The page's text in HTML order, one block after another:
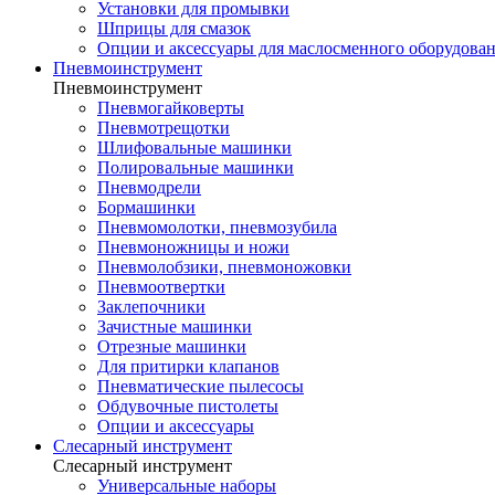
Установки для промывки
Шприцы для смазок
Опции и аксессуары для маслосменного
Пневмоинструмент
Пневмоинструмент
Пневмогайковерты
Пневмотрещотки
Шлифовальные машинки
Полировальные машинки
Пневмодрели
Бормашинки
Пневмомолотки, пневмозубила
Пневмоножницы и ножи
Пневмолобзики, пневмоножовки
Пневмоотвертки
Заклепочники
Зачистные машинки
Отрезные машинки
Для притирки клапанов
Пневматические пылесосы
Обдувочные пистолеты
Опции и аксессуары
Слесарный инструмент
Слесарный инструмент
Универсальные наборы